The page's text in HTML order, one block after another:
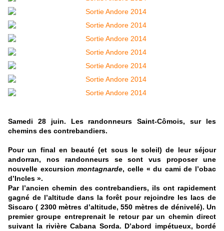
Samedi 28 juin. Les randonneurs Saint-Cômois, sur les
chemins des contrebandiers.
Pour un final en beauté (et sous le soleil) de leur séjour
andorran, nos randonneurs se sont vus proposer une
nouvelle excursionmontagnarde, celle « du cami de l’obac
d’Incles ».
Par l’ancien chemin des contrebandiers, ils ont rapidement
gagné de l’altitude dans la forêt pour rejoindre les lacs de
Siscaro ( 2300 mètres d’altitude, 550 mètres de dénivelé). Un
premier groupe entreprenait le retour par un chemin direct
suivant la rivière Cabana Sorda. D’abord impétueux, bordé